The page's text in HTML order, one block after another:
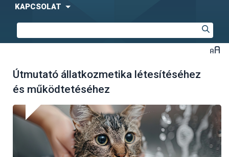
KAPCSOLAT
Útmutató állatkozmetika létesítéséhez
és működtetéséhez